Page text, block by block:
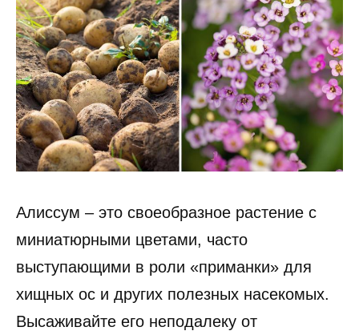
Алиссум – это своеобразное растение с
миниатюрными цветами, часто
выступающими в роли «приманки» для
хищных ос и других полезных насекомых.
Высаживайте его неподалеку от